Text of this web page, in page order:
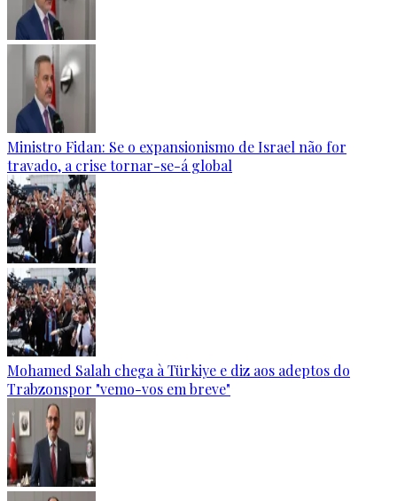
Ministro Fidan: Se o expansionismo de Israel não for
travado, a crise tornar-se-á global
Mohamed Salah chega à Türkiye e diz aos adeptos do
Trabzonspor "vemo-vos em breve"